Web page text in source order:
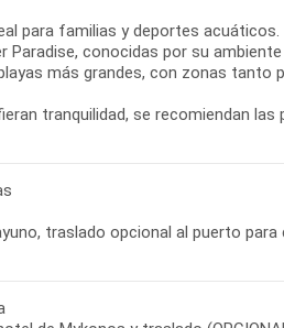
para familias y deportes acuáticos.
Paradise, conocidas por su
más grandes, con zonas
tranquilidad, se recomiendan
traslado opcional al puerto